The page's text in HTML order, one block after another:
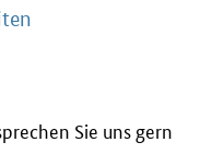
Sie uns gern